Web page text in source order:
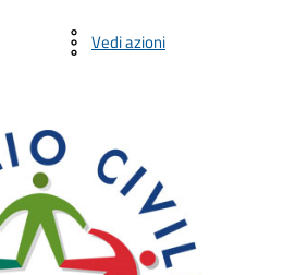
Vedi azioni